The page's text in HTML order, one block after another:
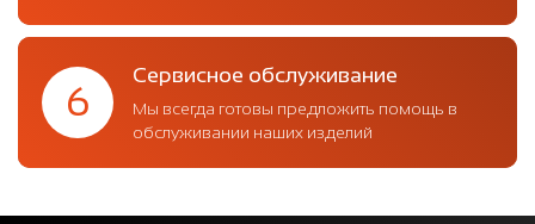
6
Сервисное обслуживание
Мы всегда готовы предложить помощь в
обслуживании наших изделий